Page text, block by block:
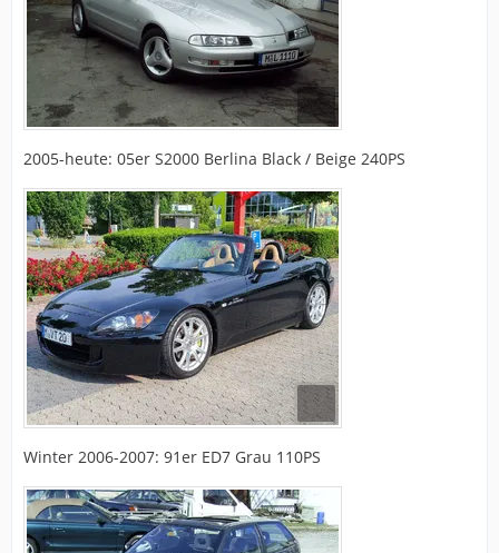
2005-heute: 05er S2000 Berlina Black / Beige 240PS
Winter 2006-2007: 91er ED7 Grau 110PS